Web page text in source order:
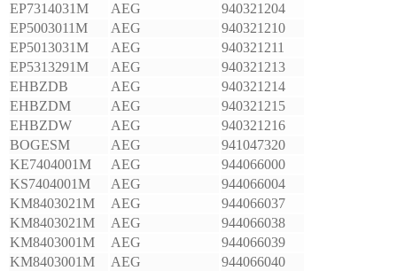
EP7314031M
AEG
940321204
EP5003011M
AEG
940321210
EP5013031M
AEG
940321211
EP5313291M
AEG
940321213
EHBZDB
AEG
940321214
EHBZDM
AEG
940321215
EHBZDW
AEG
940321216
BOGESM
AEG
941047320
KE7404001M
AEG
944066000
KS7404001M
AEG
944066004
KM8403021M
AEG
944066037
KM8403021M
AEG
944066038
KM8403001M
AEG
944066039
KM8403001M
AEG
944066040